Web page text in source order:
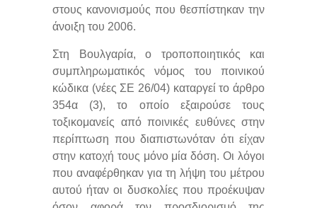
στους κανονισμούς που θεσπίστηκαν την
άνοιξη του 2006.
Στη Βουλγαρία, ο τροποποιητικός και
συμπληρωματικός νόμος του ποινικού
κώδικα (νέες ΣΕ 26/04) καταργεί το άρθρο
354α (3), το οποίο εξαιρούσε τους
τοξικομανείς από ποινικές ευθύνες στην
περίπτωση που διαπιστωνόταν ότι είχαν
στην κατοχή τους μόνο μία δόση. Οι λόγοι
που αναφέρθηκαν για τη λήψη του μέτρου
αυτού ήταν οι δυσκολίες που προέκυψαν